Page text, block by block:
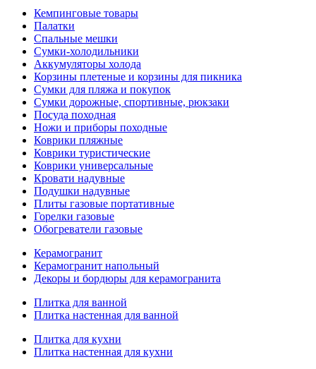
Кемпинговые товары
Палатки
Спальные мешки
Сумки-холодильники
Аккумуляторы холода
Корзины плетеные и корзины для пикника
Сумки для пляжа и покупок
Сумки дорожные, спортивные, рюкзаки
Посуда походная
Ножи и приборы походные
Коврики пляжные
Коврики туристические
Коврики универсальные
Кровати надувные
Подушки надувные
Плиты газовые портативные
Горелки газовые
Обогреватели газовые
Керамогранит
Керамогранит напольный
Декоры и бордюры для керамогранита
Плитка для ванной
Плитка настенная для ванной
Плитка для кухни
Плитка настенная для кухни